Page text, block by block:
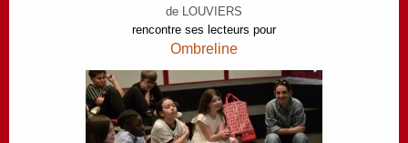
de LOUVIERS
rencontre ses lecteurs pour
Ombreline